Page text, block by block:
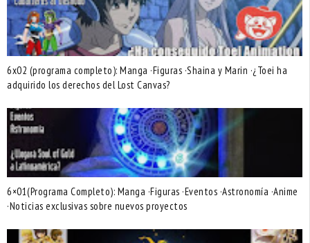
6x02 (programa completo): Manga ·Figuras ·Shaina y Marin ·¿Toei ha
adquirido los derechos del Lost Canvas?
6×01(Programa Completo): Manga ·Figuras ·Eventos ·Astronomía ·Anime
·Noticias exclusivas sobre nuevos proyectos